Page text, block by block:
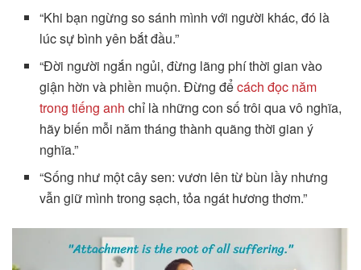
“Khi bạn ngừng so sánh mình với người khác, đó là
lúc sự bình yên bắt đầu.”
“Đời người ngắn ngủi, đừng lãng phí thời gian vào
giận hờn và phiền muộn. Đừng đểcách đọc năm
trong tiếng anh chỉ là những con số trôi qua vô nghĩa,
hãy biến mỗi năm tháng thành quãng thời gian ý
nghĩa.”
“Sống như một cây sen: vươn lên từ bùn lầy nhưng
vẫn giữ mình trong sạch, tỏa ngát hương thơm.”